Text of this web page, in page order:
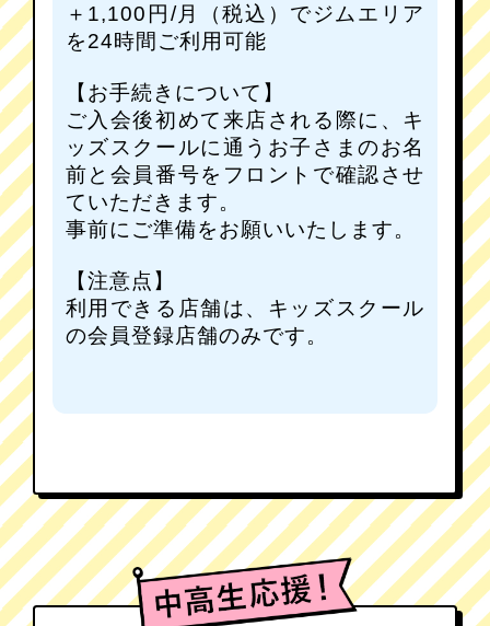
＋1,100円/月（税込）でジムエリア
を24時間ご利用可能
【お手続きについて】
ご入会後初めて来店される際に、キ
ッズスクールに通うお子さまのお名
前と会員番号をフロントで確認させ
ていただきます。
事前にご準備をお願いいたします。
【注意点】
利用できる店舗は、キッズスクール
の会員登録店舗のみです。